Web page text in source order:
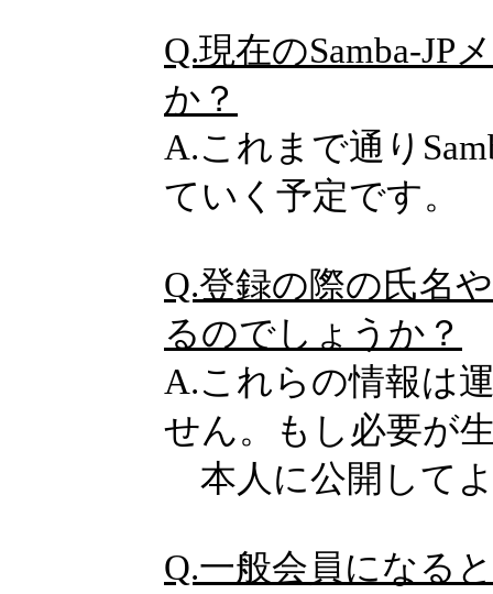
Q.現在のSamba-JP
か？
A.これまで通り
ていく予定です。
Q.登録の際の氏名
るのでしょうか？
A.これらの情報は
せん。もし必要が
本人に公開して
Q.一般会員になる